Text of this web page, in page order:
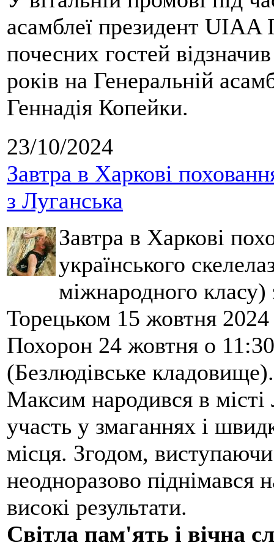
асамблеї президент
почесних гостей
років на Генеральній
Геннадія Копейки.
23/10/2024
Завтра в Харкові
з Луганська
Завтра в Харкові
українського
міжнародного класу)
Торецьком 15 жовтня 2024
Похорон 24 жовтня о
(Безлюдівське кладовище).
Максим народився в місті
участь у змаганнях і
місця. Згодом,
неодноразово піднімався
високі результати.
Світла пам'ять і вічна